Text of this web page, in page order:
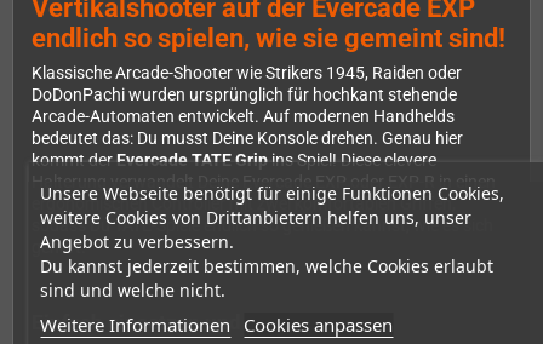
Unsere Webseite benötigt für einige Funktionen Cookies,
weitere Cookies von Drittanbietern helfen uns, unser
Angebot zu verbessern.
Du kannst jederzeit bestimmen, welche Cookies erlaubt
sind und welche nicht.
Weitere Informationen Cookies anpassen
Vertikalshooter auf der Evercade EXP
endlich so spielen, wie sie gemeint sind!
Klassische Arcade-Shooter wie Strikers 1945, Raiden oder
DoDonPachi wurden ursprünglich für hochkant stehende
Arcade-Automaten entwickelt. Auf modernen Handhelds
bedeutet das: Du musst Deine Konsole drehen. Genau hier
kommt derEvercade TATE Grip ins Spiel! Diese clevere
Halterung verwandelt Deine Evercade EXP oder EXP-R in einen
ergonomischen Controller mit zwei komfortablen Griffen,
sodass Du TATE-Spiele endlich so genießen kannst, wie es sich
gehört.
Einfach einsetzen und loszocken